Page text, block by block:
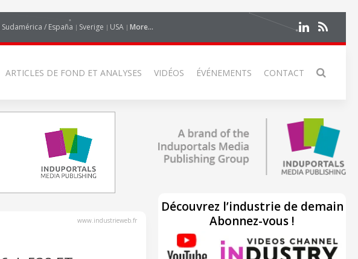
Sudamérica / España Sverige USA More...
ARTICLES DE FOND ET ANALYSES VIDÉOS ÉVÉNEMENTS CONTACT
www.industrieweb.fr
Découvrez l’industrie de demain
Abonnez-vous !